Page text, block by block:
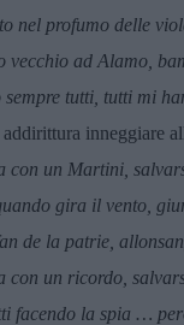
nel profumo delle
vecchio ad Alamo,
tutti, tutti mi
inneggiare
con un Martini,
gira il vento,
de la patrie,
con un ricordo,
facendo la spia …